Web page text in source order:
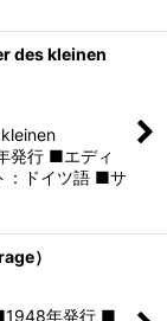
des kleinen
発行 ■エディ
：ドイツ語 ■サ
）
年発行 ■